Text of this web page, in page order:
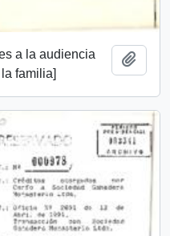
a la audiencia
familia]